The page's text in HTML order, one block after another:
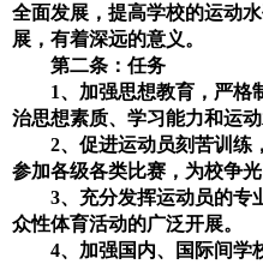
全面发展，提高学校的运动
展，有着深远的意义。
第二条：任务
1、加强思想教育，严格
治思想素质、学习能力和运动
2、促进运动员刻苦训练
参加各级各类比赛，为校争光
3、充分发挥运动员的专
众性体育活动的广泛开展。
4、加强国内、国际间学